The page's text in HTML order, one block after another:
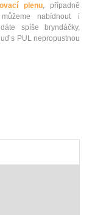
plenu, případně
nabídnout i
spíše bryndáčky,
s PUL nepropustnou